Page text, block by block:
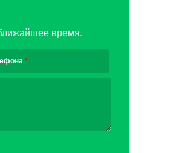
время.
*